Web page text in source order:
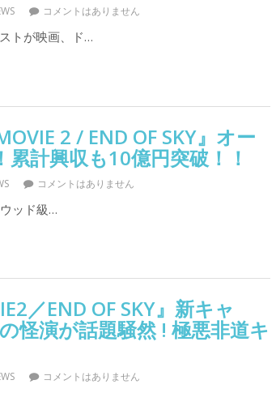
コメントはありません
トが映画、ド…
2 / END OF SKY』オー
計興収も10億円突破！！
コメントはありません
ッド級…
／END OF SKY』新キャ
怪演が話題騒然 ! 極悪非道キ
コメントはありません